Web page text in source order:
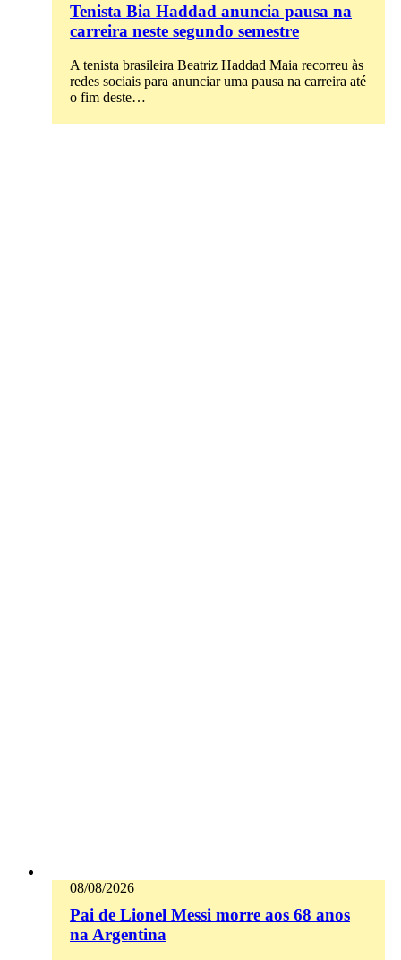
Tenista Bia Haddad anuncia pausa na
carreira neste segundo semestre
A tenista brasileira Beatriz Haddad Maia recorreu às
redes sociais para anunciar uma pausa na carreira até
o fim deste…
08/08/2026
Pai de Lionel Messi morre aos 68 anos
na Argentina